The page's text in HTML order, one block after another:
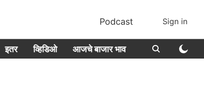
Podcast Sign in
इतर व्हिडिओ आजचे बाजार भाव